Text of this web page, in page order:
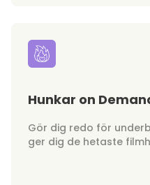
Hunkar on
Gör dig redo för
ger dig de hetaste